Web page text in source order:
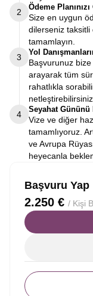
2
Ödeme
Size en uygun
dilerseniz
tamamlayın.
3
Yol
Başvurunuz bize
arayarak tüm
rahatlıkla
netleştirebilirsiniz.
4
Seyahat Gününü
Vize ve diğer
tamamlıyoruz.
ve Avrupa
heyecanla
Başvuru Yap
2.250 € / Kişi